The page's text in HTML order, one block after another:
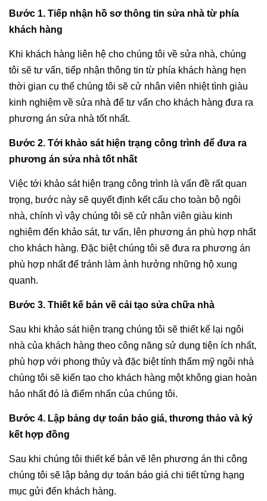
Bước 1. Tiếp nhận hồ sơ thông tin sửa nhà từ phía
khách hàng
Khi khách hàng liên hệ cho chúng tôi về sửa nhà, chúng
tôi sẽ tư vấn, tiếp nhận thông tin từ phía khách hàng hẹn
thời gian cụ thể chúng tôi sẽ cử nhân viên nhiệt tình giàu
kinh nghiệm về sửa nhà để tư vấn cho khách hàng đưa ra
phương án sửa nhà tốt nhất.
Bước 2. Tới khảo sát hiện trạng công trình để đưa ra
phương án sửa nhà tốt nhất
Việc tới khảo sát hiện trạng công trình là vấn đề rất quan
trọng, bước này sẽ quyết định kết cấu cho toàn bộ ngôi
nhà, chính vì vậy chúng tôi sẽ cử nhân viên giàu kinh
nghiệm đến khảo sát, tư vấn, lên phương án phù hợp nhất
cho khách hàng. Đặc biệt chúng tôi sẽ đưa ra phương án
phù hợp nhất để tránh làm ảnh hưởng những hộ xung
quanh.
Bước 3. Thiết kế bản vẽ cải tạo sửa chữa nhà
Sau khi khảo sát hiện trạng chúng tôi sẽ thiết kế lại ngôi
nhà của khách hàng theo công năng sử dụng tiện ích nhất,
phù hợp với phong thủy và đặc biệt tính thẩm mỹ ngôi nhà
chúng tôi sẽ kiến tạo cho khách hàng một không gian hoàn
hảo nhất đó là điểm nhấn của chúng tôi.
Bước 4. Lập bảng dự toán báo giá, thương thảo và ký
kết hợp đồng
Sau khi chúng tôi thiết kế bản vẽ lên phương án thi công
chúng tôi sẽ lập bảng dự toán báo giá chi tiết từng hạng
mục gửi đến khách hàng.